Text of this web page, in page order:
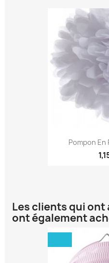
Pompon En
Les clients qui
ont également